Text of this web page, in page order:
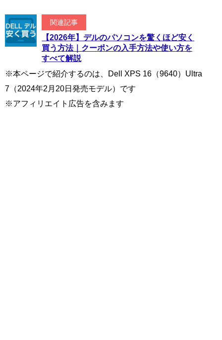
関連記事
【2026年】デルのパソコンを驚くほど安く
買う方法｜クーポンの入手方法や使い方を
すべて解説
※本ページで紹介するのは、Dell XPS 16（9640）Ultra
7（2024年2月20日発売モデル）です
※アフィリエイト広告を含みます